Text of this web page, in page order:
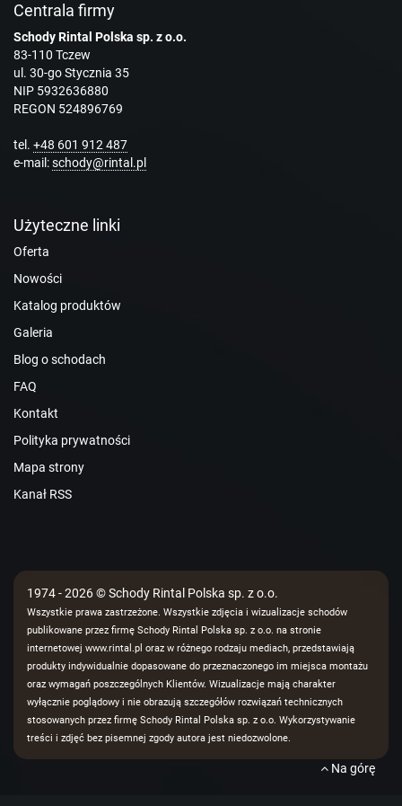
Centrala firmy
Schody Rintal Polska sp. z o.o.
83-110 Tczew
ul. 30-go Stycznia 35
NIP 5932636880
REGON 524896769
tel. +48 601 912 487
e-mail:schody@rintal.pl
Użyteczne linki
Oferta
Nowości
Katalog produktów
Galeria
Blog o schodach
FAQ
Kontakt
Polityka prywatności
Mapa strony
Kanał RSS
1974 - 2026 © Schody Rintal Polska sp. z o.o.
Wszystkie prawa zastrzeżone. Wszystkie zdjęcia i wizualizacje schodów
publikowane przez firmę Schody Rintal Polska sp. z o.o. na stronie
internetowej www.rintal.pl oraz w różnego rodzaju mediach, przedstawiają
produkty indywidualnie dopasowane do przeznaczonego im miejsca montażu
oraz wymagań poszczególnych Klientów. Wizualizacje mają charakter
wyłącznie poglądowy i nie obrazują szczegółów rozwiązań technicznych
stosowanych przez firmę Schody Rintal Polska sp. z o.o. Wykorzystywanie
treści i zdjęć bez pisemnej zgody autora jest niedozwolone.
Na górę